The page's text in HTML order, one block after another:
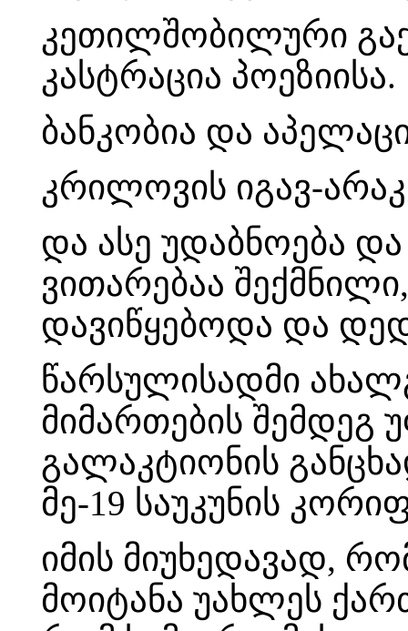
კეთილშობილური
კასტრაცია პოეზიისა.
ბანკობია და
კრილოვის იგავ-
და ასე უდაბნოება
ვითარებაა
დავიწყებოდა და
წარსულისადმი
მიმართების შემდეგ
გალაკტიონის
მე-19 საუკუნის
იმის მიუხედავად,
მოიტანა უახლეს